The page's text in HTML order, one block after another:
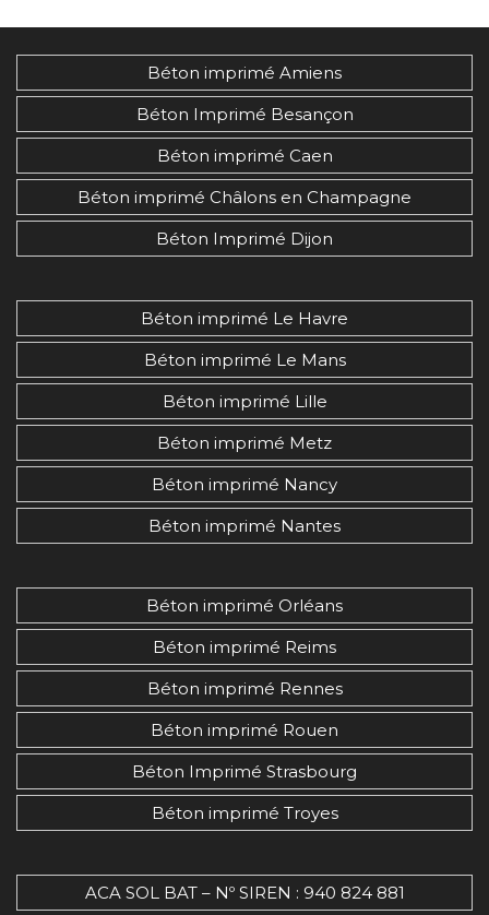
Béton imprimé Amiens
Béton Imprimé Besançon
Béton imprimé Caen
Béton imprimé Châlons en Champagne
Béton Imprimé Dijon
Béton imprimé Le Havre
Béton imprimé Le Mans
Béton imprimé Lille
Béton imprimé Metz
Béton imprimé Nancy
Béton imprimé Nantes
Béton imprimé Orléans
Béton imprimé Reims
Béton imprimé Rennes
Béton imprimé Rouen
Béton Imprimé Strasbourg
Béton imprimé Troyes
ACA SOL BAT – Nº SIREN : 940 824 881